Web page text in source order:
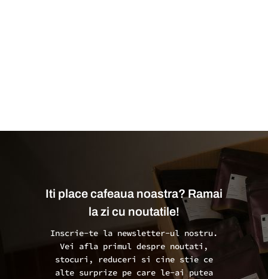
Iti place cafeaua noastra? Ramai
la zi cu noutatile!
Inscrie-te la newsletter-ul nostru.
Vei afla primul despre noutati,
stocuri, reduceri si cine stie ce
alte surprize pe care le-ai putea